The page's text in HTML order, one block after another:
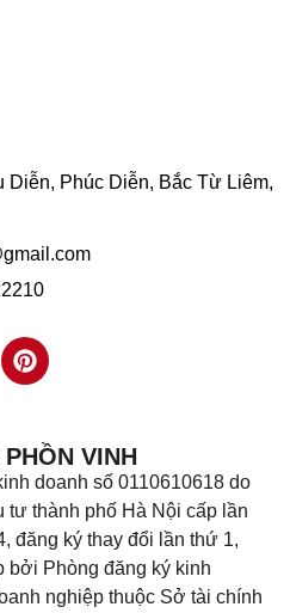
Diễn, Phúc Diễn, Bắc Từ Liêm,
VINH
doanh số 0110610618 do
tư thành phố Hà Nội cấp lần
đăng ký thay đổi lần thứ 1,
bởi Phòng đăng ký kinh
nghiệp thuộc Sở tài chính